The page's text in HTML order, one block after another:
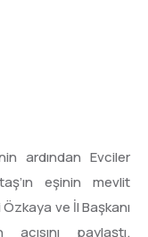
ardından Evciler
eşinin mevlit
ve İl Başkanı
acısını paylaştı.